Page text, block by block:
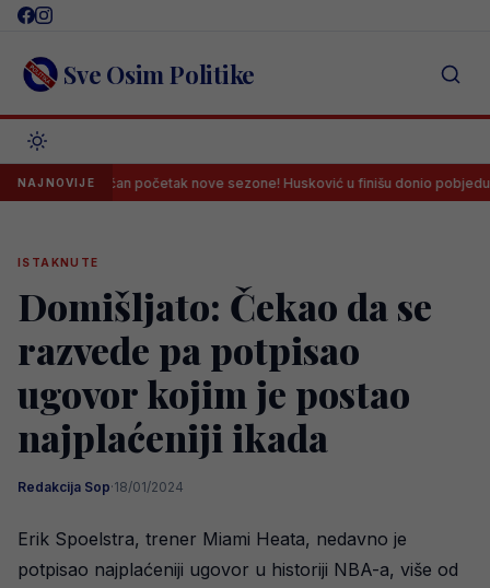
Skip
content Sve Osim Politike
NAJNOVIJEpočetak nove sezone! Husković u finišu donio pobjedu
ISTAKNUTE
Domišljato: Čekao da se
razvede pa potpisao
ugovor kojim je postao
najplaćeniji ikada
Redakcija Sop·18/01/2024
Erik Spoelstra, trener Miami Heata, nedavno je
potpisao najplaćeniji ugovor u historiji NBA-a, više od